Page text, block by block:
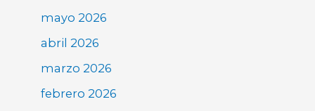
mayo 2026
abril 2026
marzo 2026
febrero 2026